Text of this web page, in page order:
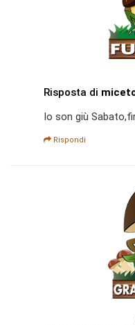
Risposta di
Io son giù
Rispondi